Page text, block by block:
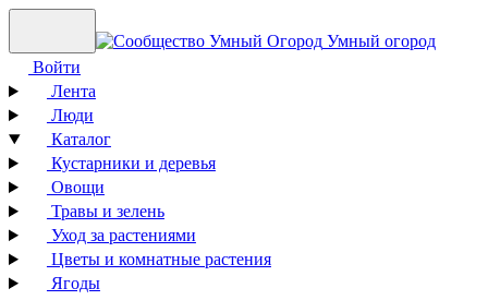
Умный огород
Войти
Лента
Люди
Каталог
Кустарники и деревья
Овощи
Травы и зелень
Уход за растениями
Цветы и комнатные растения
Ягоды